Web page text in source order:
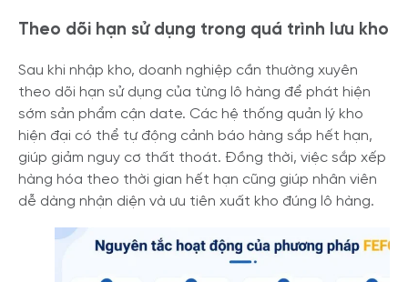
Theo dõi hạn sử dụng trong quá trình lưu kho
Sau khi nhập kho, doanh nghiệp cần thường xuyên
theo dõi hạn sử dụng của từng lô hàng để phát hiện
sớm sản phẩm cận date. Các hệ thống quản lý kho
hiện đại có thể tự động cảnh báo hàng sắp hết hạn,
giúp giảm nguy cơ thất thoát. Đồng thời, việc sắp xếp
hàng hóa theo thời gian hết hạn cũng giúp nhân viên
dễ dàng nhận diện và ưu tiên xuất kho đúng lô hàng.